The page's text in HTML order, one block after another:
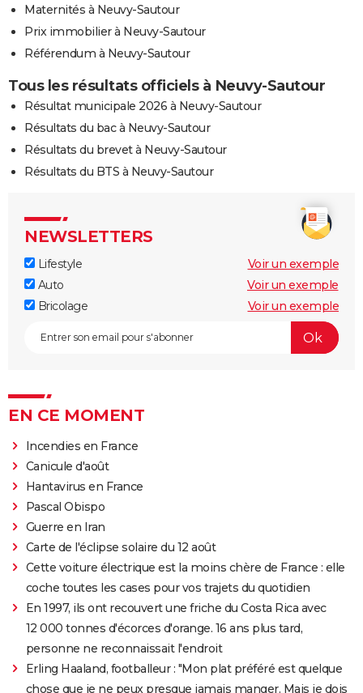
Maternités à Neuvy-Sautour
Prix immobilier à Neuvy-Sautour
Référendum à Neuvy-Sautour
Tous les résultats officiels à Neuvy-Sautour
Résultat municipale 2026 à Neuvy-Sautour
Résultats du bac à Neuvy-Sautour
Résultats du brevet à Neuvy-Sautour
Résultats du BTS à Neuvy-Sautour
NEWSLETTERS
Lifestyle
Voir un exemple
Auto
Voir un exemple
Bricolage
Voir un exemple
EN CE MOMENT
Incendies en France
Canicule d'août
Hantavirus en France
Pascal Obispo
Guerre en Iran
Carte de l'éclipse solaire du 12 août
Cette voiture électrique est la moins chère de France : elle
coche toutes les cases pour vos trajets du quotidien
En 1997, ils ont recouvert une friche du Costa Rica avec
12 000 tonnes d'écorces d'orange. 16 ans plus tard,
personne ne reconnaissait l'endroit
Erling Haaland, footballeur : "Mon plat préféré est quelque
chose que je ne peux presque jamais manger. Mais je dois